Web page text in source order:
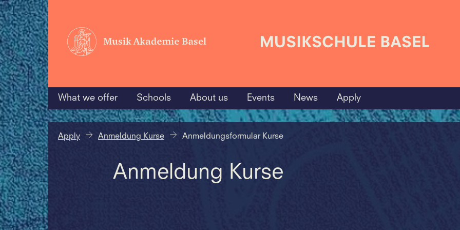
What we offer Schools About us Events News Apply
Apply Anmeldung Kurse Anmeldungsformular Kurse
Anmeldung Kurse